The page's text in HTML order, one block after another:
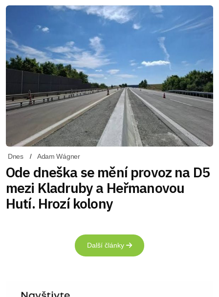
Dnes Adam Wágner
Ode dneška se mění provoz na D5
mezi Kladruby a Heřmanovou
Hutí. Hrozí kolony
Další články